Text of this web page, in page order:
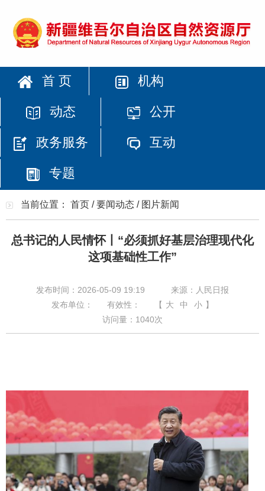
首 页 机构
动态 公开
政务服务 互动
专题
当前位置： 首页 /要闻动态 / 图片新闻
总书记的人民情怀丨“必须抓好基层治理现代化
这项基础性工作”
发布时间：2026-05-09 19:19
来源：人民日报
发布单位：
有效性： 【 大 中 小 】
访问量： 1040次